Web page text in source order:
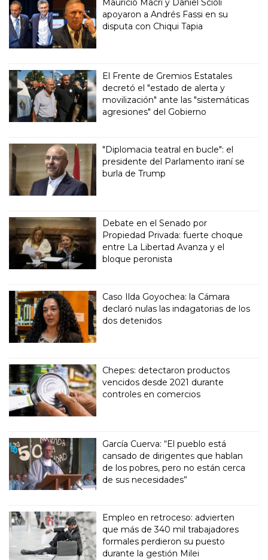
Mauricio Macri y Daniel Scioli
apoyaron a Andrés Fassi en su
disputa con Chiqui Tapia
El Frente de Gremios Estatales
decretó el "estado de alerta y
movilización" ante las "sistemáticas
agresiones" del Gobierno
"Diplomacia teatral en bucle": el
presidente del Parlamento iraní se
burla de Trump
Debate en el Senado por
Propiedad Privada: fuerte choque
entre La Libertad Avanza y el
bloque peronista
Caso Ilda Goyochea: la Cámara
declaró nulas las indagatorias de los
dos detenidos
Chepes: detectaron productos
vencidos desde 2021 durante
controles en comercios
García Cuerva: “El pueblo está
cansado de dirigentes que hablan
de los pobres, pero no están cerca
de sus necesidades”
Empleo en retroceso: advierten
que más de 340 mil trabajadores
formales perdieron su puesto
durante la gestión Milei